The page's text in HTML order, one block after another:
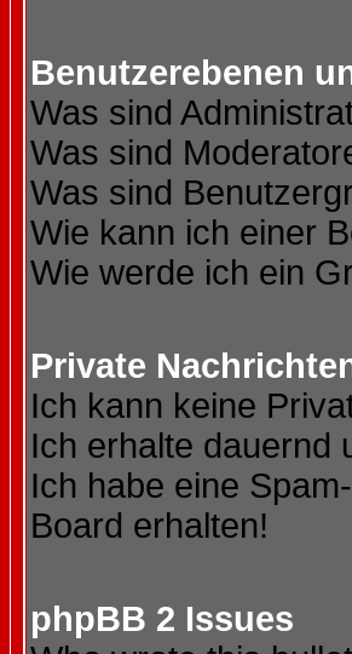
Benutzerebenen
Was sind
Was sind
Was sind
Wie kann ich einer
Wie werde ich ein
Private
Ich kann keine
Ich erhalte dauernd
Ich habe eine
Board erhalten!
phpBB 2 Issues